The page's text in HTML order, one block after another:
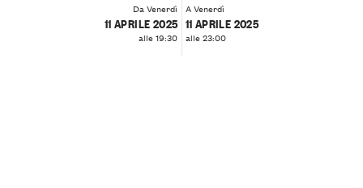
Da Venerdì
11 APRILE 2025
alle 19:30
A Venerdì
11 APRILE 2025
alle 23:00